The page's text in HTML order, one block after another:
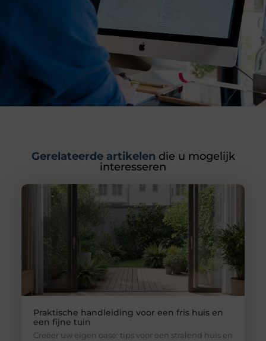
Gerelateerde artikelen die u mogelijk
interesseren
Praktische handleiding voor een fris huis en
een fijne tuin
Creëer uw eigen oase: tips voor een stralend huis en